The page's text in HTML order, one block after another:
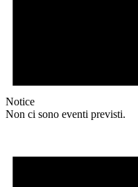
Notice
Non ci sono eventi previsti.